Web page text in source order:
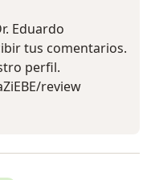
Eduardo
tus comentarios.
perfil.
review